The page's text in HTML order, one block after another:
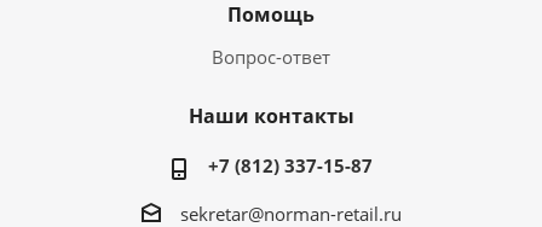
Помощь
Вопрос-ответ
Наши контакты
+7 (812) 337-15-87
sekretar@norman-retail.ru